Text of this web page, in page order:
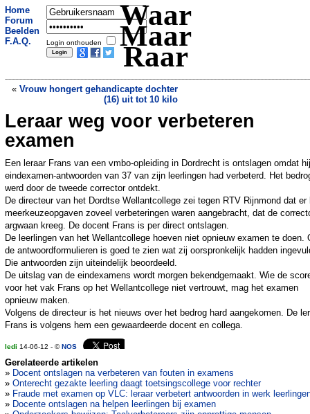
Home
Forum
Beelden
F.A.Q.
Login onthouden
Waar
Maar
Raar
« Vrouw hongert gehandicapte dochter
(16) uit tot 10 kilo
Spuitgasten halen na 5 uur wroeten kat
uit schoorsteen»
Leraar weg voor verbeteren
examen
Een leraar Frans van een vmbo-opleiding in Dordrecht is ontslagen omdat
eindexamen-antwoorden van 37 van zijn leerlingen had verbeterd. Het
werd door de tweede corrector ontdekt.
De directeur van het Dordtse Wellantcollege zei tegen RTV Rijnmond dat er
meerkeuzeopgaven zoveel verbeteringen waren aangebracht, dat de
argwaan kreeg. De docent Frans is per direct ontslagen.
De leerlingen van het Wellantcollege hoeven niet opnieuw examen te doen.
de antwoordformulieren is goed te zien wat zij oorspronkelijk hadden
Die antwoorden zijn uiteindelijk beoordeeld.
De uitslag van de eindexamens wordt morgen bekendgemaakt. Wie de
voor het vak Frans op het Wellantcollege niet vertrouwt, mag het examen
opnieuw maken.
Volgens de directeur is het nieuws over het bedrog hard aangekomen. De
Frans is volgens hem een gewaardeerde docent en collega.
ledi 14-06-12 - ©NOS
Gerelateerde artikelen
» Docent ontslagen na verbeteren van fouten in examens
» Onterecht gezakte leerling daagt toetsingscollege voor rechter
» Fraude met examen op VLC: leraar verbetert antwoorden in werk
» Docente ontslagen na helpen leerlingen bij examen